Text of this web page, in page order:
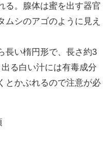
る。腺体は蜜を出す器官
ムシのアゴのように見え
長い楕円形で、長さ約3
る白い汁には有毒成分
とかぶれるので注意が必